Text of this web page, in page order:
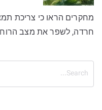
מחקרים הראו כי צריכת
חרדה, לשפר את מצב הרוח